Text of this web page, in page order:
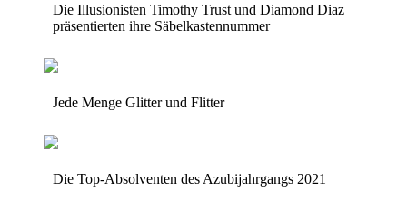
Die Illusionisten Timothy Trust und Diamond Diaz
präsentierten ihre Säbelkastennummer
Jede Menge Glitter und Flitter
Die Top-Absolventen des Azubijahrgangs 2021